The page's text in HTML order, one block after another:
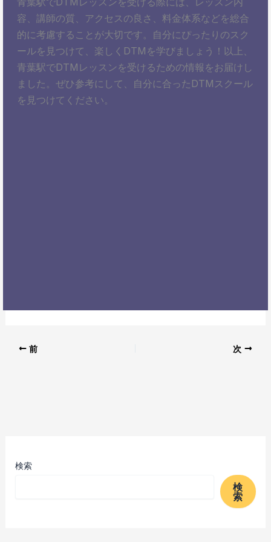
容、講師の質、アクセスの良さ、料金体系などを総合
的に考慮することが大切です。自分にぴったりのスク
ールを見つけて、楽しくDTMを学びましょう！以上、
青葉駅でDTMレッスンを受けるための情報をお届けし
ました。ぜひ参考にして、自分に合ったDTMスクール
を見つけてください。
前 次
検索
検
索